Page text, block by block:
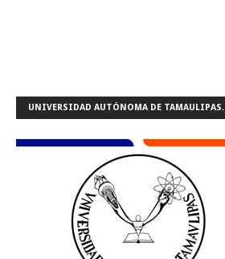
UNIVERSIDAD AUTÓNOMA DE TAMAULIPAS.